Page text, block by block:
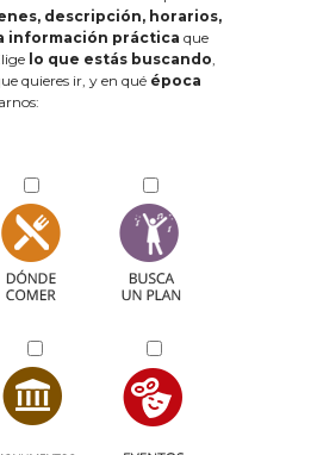
descripción, horarios,
información práctica que
lo que estás buscando,
quieres ir, y en qué época